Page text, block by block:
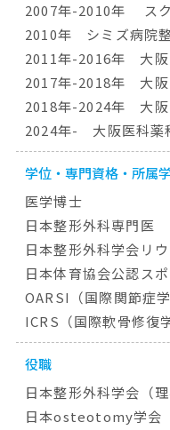
2007年-2010年 スク
2010年 シミズ病院
2011年-2016年 大阪
2017年-2018年 大阪
2018年-2024年 大阪
2024年- 大阪医科
学位・専門資格・所属
医学博士
日本整形外科専門医
日本整形外科学会リ
日本体育協会公認ス
OARSI（国際関節症学
ICRS（国際軟骨修
役職
日本整形外科学会（理
日本osteotomy学会